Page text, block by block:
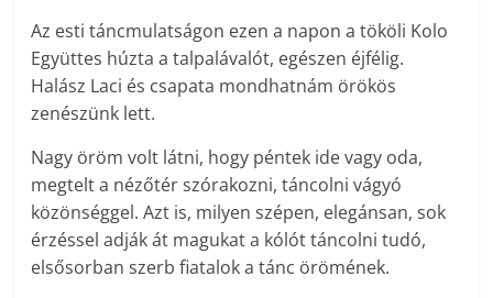
Az esti táncmulatságon ezen a napon a tököli Kolo
Együttes húzta a talpalávalót, egészen éjfélig.
Halász Laci és csapata mondhatnám örökös
zenészünk lett.
Nagy öröm volt látni, hogy péntek ide vagy oda,
megtelt a nézőtér szórakozni, táncolni vágyó
közönséggel. Azt is, milyen szépen, elegánsan, sok
érzéssel adják át magukat a kólót táncolni tudó,
elsősorban szerb fiatalok a tánc örömének.